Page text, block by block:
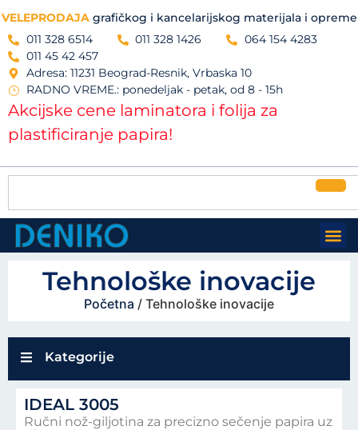
VELEPRODAJAgrafičkog i kancelarijskog materijala i opreme
011 328 6514
011 328 1426
064 154 4283
011 45 42 457
Adresa: 11231 Beograd-Resnik, Vrbaska 10
RADNO VREME.: ponedeljak - petak, od 8 - 15h
Akcijske cene laminatora i folija za
plastificiranje papira!
Tehnološke inovacije
Početna / Tehnološke inovacije
Kategorije
IDEAL 3005
Ručni nož-giljotina za precizno sečenje papira uz